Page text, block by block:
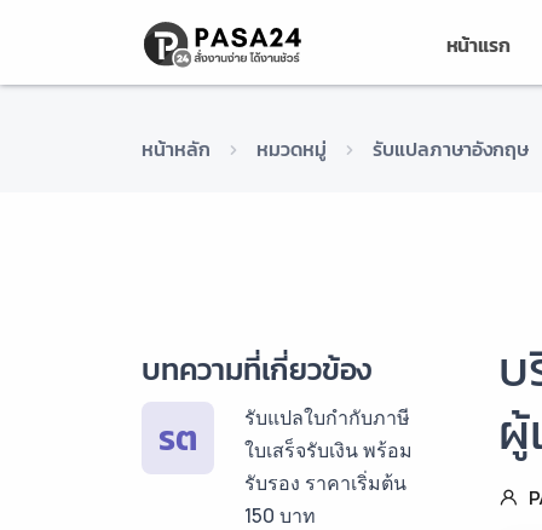
หน้าแรก
หน้าหลัก หมวดหมู่ รับแปลภาษาอังกฤษ
บ
บทความที่เกี่ยวข้อง
รต
รับแปลใบกำกับภาษี
ใบเสร็จรับเงิน พร้อม
รับรอง ราคาเริ่มต้น
150 บาท